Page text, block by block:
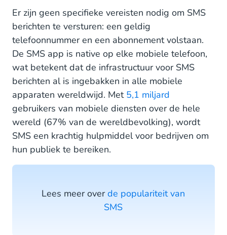
Er zijn geen specifieke vereisten nodig om SMS
berichten te versturen: een geldig
telefoonnummer en een abonnement volstaan.
De SMS app is native op elke mobiele telefoon,
wat betekent dat de infrastructuur voor SMS
berichten al is ingebakken in alle mobiele
apparaten wereldwijd. Met 5,1 miljard
gebruikers van mobiele diensten over de hele
wereld (67% van de wereldbevolking), wordt
SMS een krachtig hulpmiddel voor bedrijven om
hun publiek te bereiken.
Lees meer overde populariteit van
SMS